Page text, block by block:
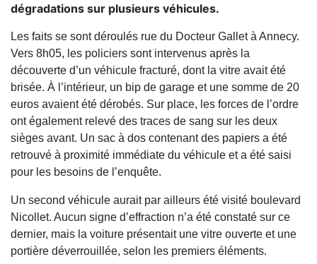
dégradations sur plusieurs véhicules.
Les faits se sont déroulés rue du Docteur Gallet à Annecy.
Vers 8h05, les policiers sont intervenus après la
découverte d’un véhicule fracturé, dont la vitre avait été
brisée. À l’intérieur, un bip de garage et une somme de 20
euros avaient été dérobés. Sur place, les forces de l’ordre
ont également relevé des traces de sang sur les deux
sièges avant. Un sac à dos contenant des papiers a été
retrouvé à proximité immédiate du véhicule et a été saisi
pour les besoins de l’enquête.
Un second véhicule aurait par ailleurs été visité boulevard
Nicollet. Aucun signe d’effraction n’a été constaté sur ce
dernier, mais la voiture présentait une vitre ouverte et une
portière déverrouillée, selon les premiers éléments.